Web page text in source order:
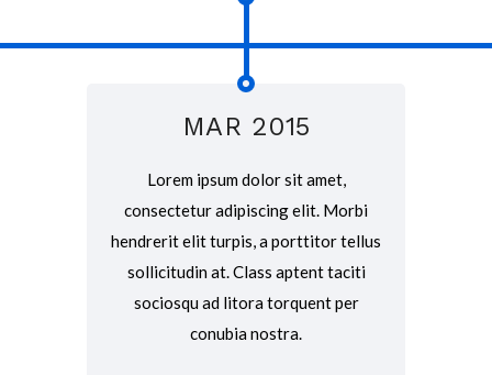
MAR 2015
Lorem ipsum dolor sit amet,
consectetur adipiscing elit. Morbi
hendrerit elit turpis, a porttitor tellus
sollicitudin at. Class aptent taciti
sociosqu ad litora torquent per
conubia nostra.